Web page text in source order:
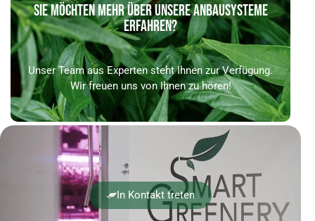
SIE MÖCHTEN MEHR ÜBER UNSERE ANBAUSYSTEME
ERFAHREN?
Unser Team aus Experten steht Ihnen zur Verfügung.
Wir freuen uns von Ihnen zu hören!
In Kontakt treten